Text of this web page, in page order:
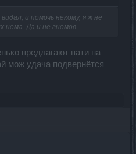
и помочь некому, я ж не
нема. Да и не гномов.
предлагают пати на
мож удача подвернётся